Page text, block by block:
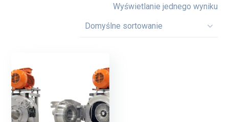
Wyświetlanie jednego wyniku